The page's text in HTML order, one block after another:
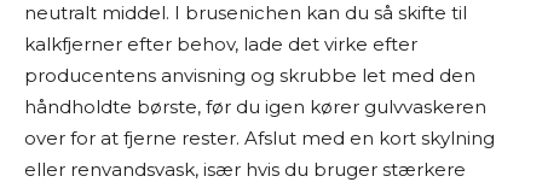
neutralt middel. I brusenichen kan du så skifte til
kalkfjerner efter behov, lade det virke efter
producentens anvisning og skrubbe let med den
håndholdte børste, før du igen kører gulvvaskeren
over for at fjerne rester. Afslut med en kort skylning
eller renvandsvask, især hvis du bruger stærkere